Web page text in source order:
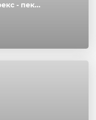
- пек...